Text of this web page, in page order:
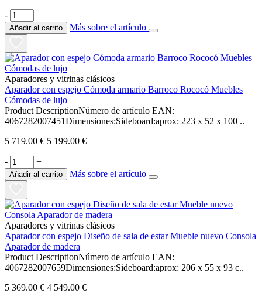
- +
Añadir al carrito Más sobre el artículo
Aparadores y vitrinas clásicos
Aparador con espejo Cómoda armario Barroco Rococó Muebles
Cómodas de lujo
Product DescriptionNúmero de artículo EAN:
4067282007451Dimensiones:Sideboard:aprox: 223 x 52 x 100 ..
5 719.00 € 5 199.00 €
- +
Añadir al carrito Más sobre el artículo
Aparadores y vitrinas clásicos
Aparador con espejo Diseño de sala de estar Mueble nuevo Consola
Aparador de madera
Product DescriptionNúmero de artículo EAN:
4067282007659Dimensiones:Sideboard:aprox: 206 x 55 x 93 c..
5 369.00 € 4 549.00 €